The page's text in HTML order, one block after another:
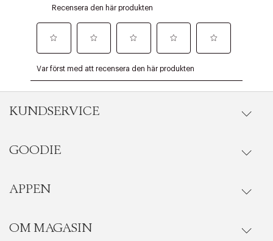
KUNDSERVICE
Onlineköp
Orderstatus
Leverans
GOODIE
Förmåner
Vanliga frågor
APPEN
Se medlemsfördelarna i Goodie-appen
OM MAGASIN